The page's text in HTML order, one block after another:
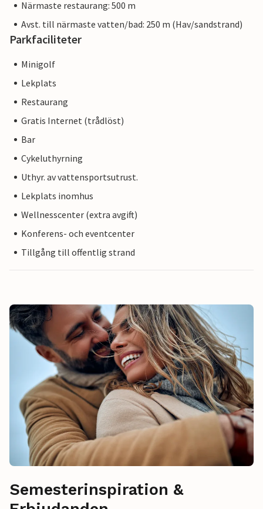
Närmaste restaurang: 500 m
Avst. till närmaste vatten/bad: 250 m (Hav/sandstrand)
Parkfaciliteter
Minigolf
Lekplats
Restaurang
Gratis Internet (trådlöst)
Bar
Cykeluthyrning
Uthyr. av vattensportsutrust.
Lekplats inomhus
Wellnesscenter (extra avgift)
Konferens- och eventcenter
Tillgång till offentlig strand
Semesterinspiration &